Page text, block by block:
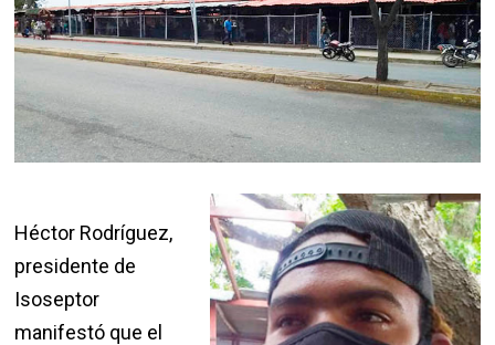
Héctor Rodríguez,
presidente de
Isoseptor
manifestó que el